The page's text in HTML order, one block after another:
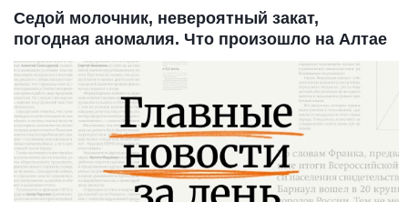
Седой молочник, невероятный закат,
погодная аномалия. Что произошло на Алтае